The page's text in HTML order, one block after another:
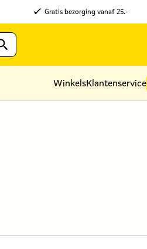
Gratis bezorging vanaf 25.-
WinkelsKlantenservice